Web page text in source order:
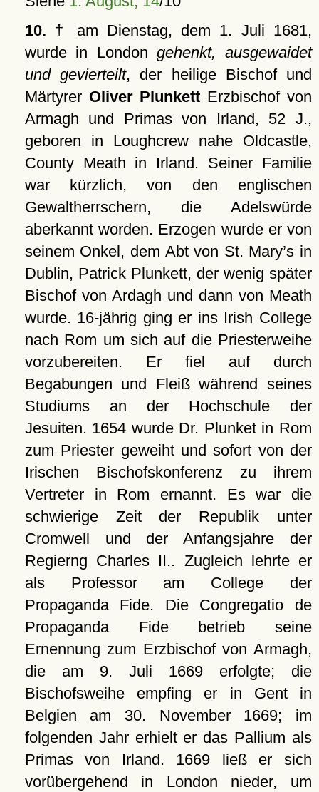
10. † am Dienstag, dem 1. Juli 1681,
wurde in Londongehenkt, ausgewaidet
und gevierteilt, der heilige Bischof und
Märtyrer Oliver Plunkett Erzbischof von
Armagh und Primas von Irland, 52 J.,
geboren in Loughcrew nahe Oldcastle,
County Meath in Irland. Seiner Familie
war kürzlich, von den englischen
Gewaltherrschern, die Adelswürde
aberkannt worden. Erzogen wurde er von
seinem Onkel, dem Abt von St. Mary’s in
Dublin, Patrick Plunkett, der wenig später
Bischof von Ardagh und dann von Meath
wurde. 16-jährig ging er ins Irish College
nach Rom um sich auf die Priesterweihe
vorzubereiten. Er fiel auf durch
Begabungen und Fleiß während seines
Studiums an der Hochschule der
Jesuiten. 1654 wurde Dr. Plunket in Rom
zum Priester geweiht und sofort von der
Irischen Bischofskonferenz zu ihrem
Vertreter in Rom ernannt. Es war die
schwierige Zeit der Republik unter
Cromwell und der Anfangsjahre der
Regierng Charles II.. Zugleich lehrte er
als Professor am College der
Propaganda Fide. Die Congregatio de
Propaganda Fide betrieb seine
Ernennung zum Erzbischof von Armagh,
die am 9. Juli 1669 erfolgte; die
Bischofsweihe empfing er in Gent in
Belgien am 30. November 1669; im
folgenden Jahr erhielt er das Pallium als
Primas von Irland. 1669 ließ er sich
vorübergehend in London nieder, um